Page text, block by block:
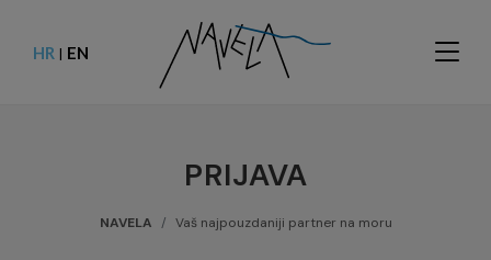
HR | EN
PRIJAVA
NAVELA Vaš najpouzdaniji partner na moru